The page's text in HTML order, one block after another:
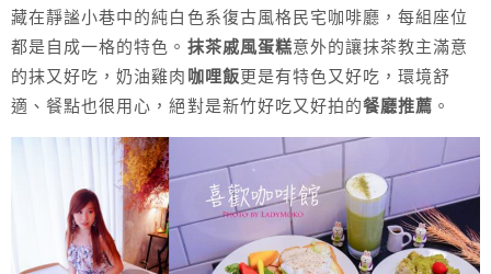
藏在靜謐小巷中的純白色系復古風格民宅咖啡廳，每組座位
都是自成一格的特色。 抹茶戚風蛋糕意外的讓抹茶教主滿意
的抹又好吃，奶油雞肉 咖哩飯更是有特色又好吃，環境舒
適、餐點也很用心，絕對是新竹好吃又好拍的餐廳推薦 。